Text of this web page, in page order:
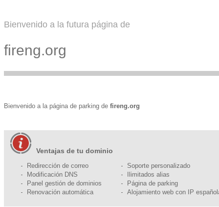
Bienvenido a la futura página de
fireng.org
Bienvenido a la página de parking de fireng.org
Ventajas de tu dominio
Redirección de correo
Modificación DNS
Panel gestión de dominios
Renovación automática
Soporte personalizado
Ilimitados alias
Página de parking
Alojamiento web con IP